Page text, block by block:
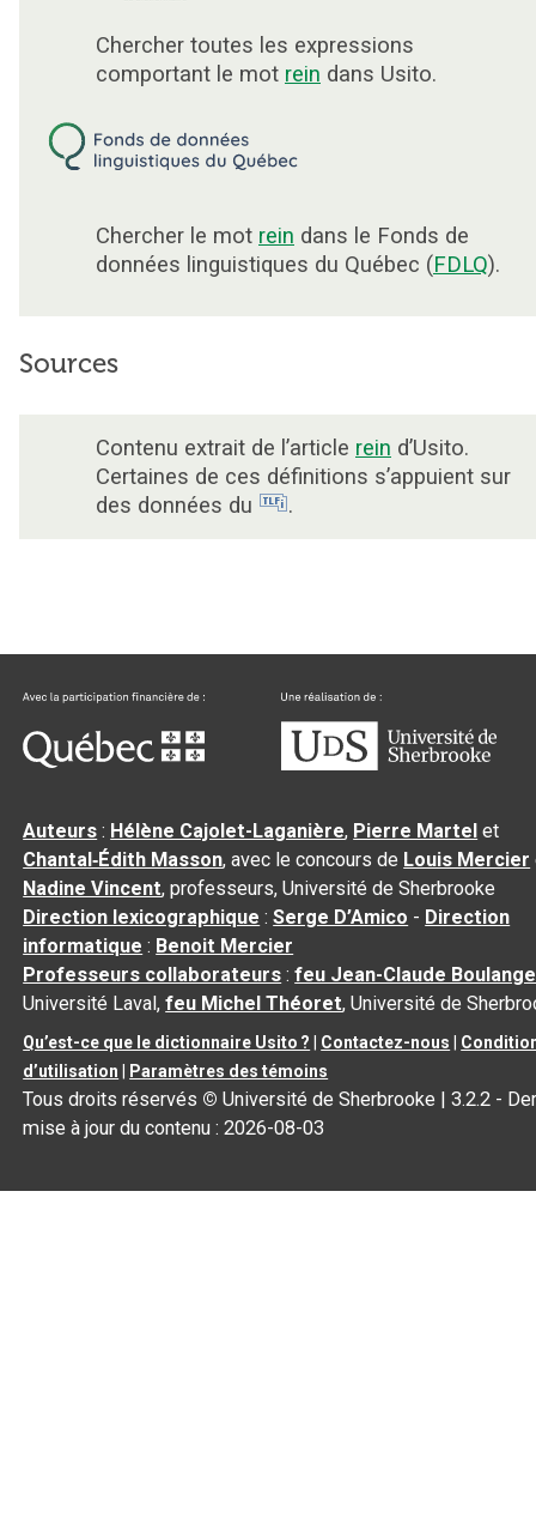
Chercher toutes les expressions
comportant le mot rein dans Usito.
Chercher le mot rein dans le Fonds de
données linguistiques du Québec (FDLQ).
Sources
Contenu extrait de l’article rein d’Usito.
Certaines de ces définitions s’appuient sur
des données du
.
Auteurs : Hélène Cajolet-Laganière, Pierre Martel et
Chantal‑Édith Masson, avec le concours de Louis Mercier
Nadine Vincent, professeurs, Université de Sherbrooke
Direction lexicographique :Serge D’Amico - Direction
informatique : Benoit Mercier
Professeurs collaborateurs :feu Jean-Claude
Université Laval,feu Michel Théoret, Université de
Qu’est-ce que le dictionnaire Usito ? Contactez-nous
d’utilisation
Paramètres des témoins
Tous droits réservés © Université de Sherbrooke |3.2.2 -
mise à jour du contenu :2026-08-03